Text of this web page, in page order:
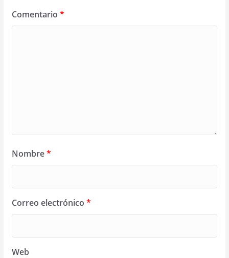
Comentario *
Nombre*
Correo electrónico *
Web